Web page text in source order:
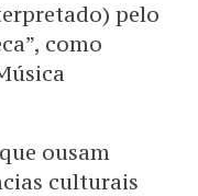
pelo
como
ousam
culturais